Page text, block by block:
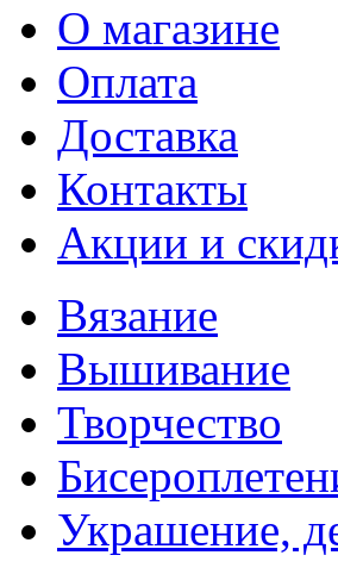
О магазине
Оплата
Доставка
Контакты
Акции и
Вязание
Вышивание
Творчество
Украшение,